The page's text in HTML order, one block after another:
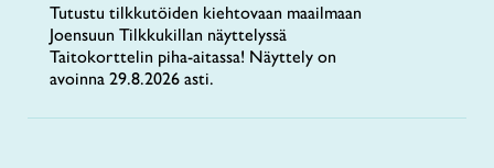
Tutustu tilkkutöiden kiehtovaan maailmaan
Joensuun Tilkkukillan näyttelyssä
Taitokorttelin piha-aitassa! Näyttely on
avoinna 29.8.2026 asti.